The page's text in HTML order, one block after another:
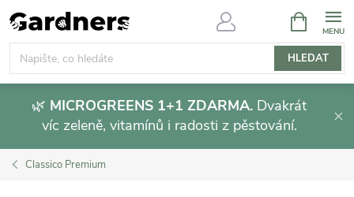
Přejít
na
obsah
HLEDAT
NÁKUPNÍ
KOŠÍK
🌿 MICROGREENS 1+1 ZDARMA. Dvakrát
víc zeleně, vitamínů i radosti z pěstování.
Classico Premium